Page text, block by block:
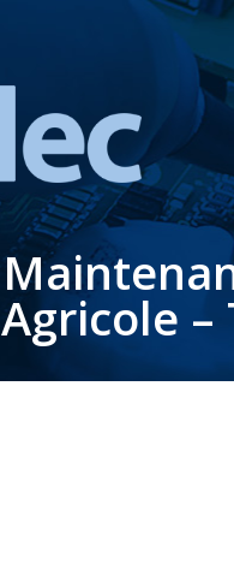
Agricole